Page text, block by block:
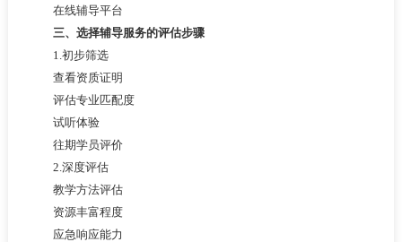
在线辅导平台
三、选择辅导服务的评估步骤
1.初步筛选
查看资质证明
评估专业匹配度
试听体验
往期学员评价
2.深度评估
教学方法评估
资源丰富程度
应急响应能力